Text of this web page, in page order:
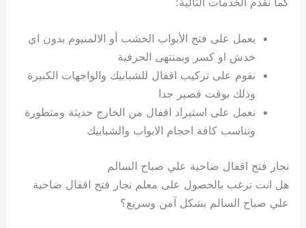
يعمل على فتح الأبواب الخشب أو الالمنيوم بدون اي
خدش او كسر وبمنتهى الحرفية
نقوم على تركيب اقفال للشبابيك والواجهات الكبيرة
وذلك بوقت قصير جدا
نعمل على استيراد اقفال من الخارج حديثة ومتطورة
وتناسب كافة احجام الابواب والشبابيك
نجار فتح اقفال ضاحية علي صباح السالم
هل انت ترغب بالحصول على معلم نجار فتح اقفال ضاحية
علي صباح السالم بشكل آمن وسريع؟